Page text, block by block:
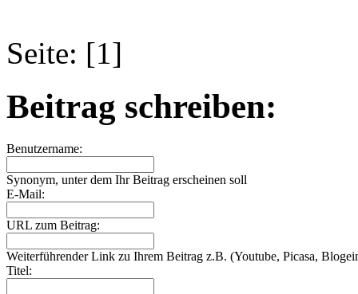
Seite: [1]
Beitrag schreiben:
Benutzername:
Synonym, unter dem Ihr Beitrag erscheinen soll
E-Mail:
URL zum Beitrag:
Weiterführender Link zu Ihrem Beitrag z.B. (Youtube, Picasa,
Titel: